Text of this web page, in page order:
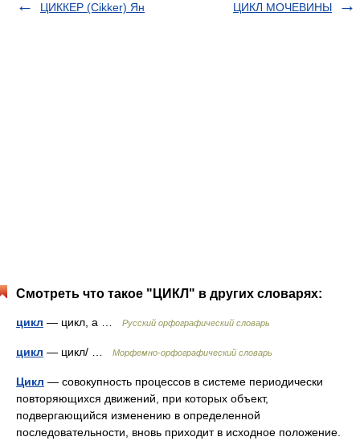
ЦИККЕР (Cikker) Ян ЦИКЛ МОЧЕВИНЫ
Смотреть что такое "ЦИКЛ" в других словарях:
цикл — цикл, а … Русский орфографический словарь
цикл — цикл/ … Морфемно-орфографический словарь
Цикл — совокупность процессов в системе периодически
повторяющихся движений, при которых объект,
подвергающийся изменению в определенной
последовательности, вновь приходит в исходное положение.